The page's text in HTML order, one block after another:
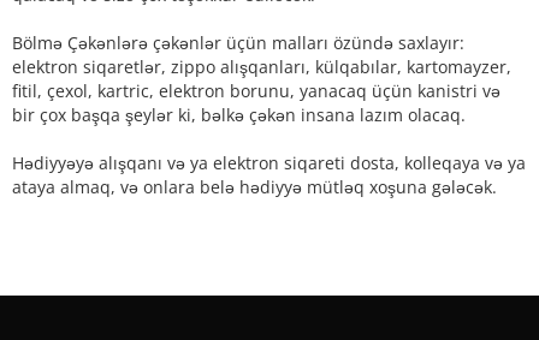
Bölmə Çəkənlərə çəkənlər üçün malları özündə saxlayır:
elektron siqaretlər, zippo alışqanları, külqabılar, kartomayzer,
fitil, çexol, kartric, elektron borunu, yanacaq üçün kanistri və
bir çox başqa şeylər ki, bəlkə çəkən insana lazım olacaq.
Hədiyyəyə alışqanı və ya elektron siqareti dosta, kolleqaya və ya
ataya almaq, və onlara belə hədiyyə mütləq xoşuna gələcək.